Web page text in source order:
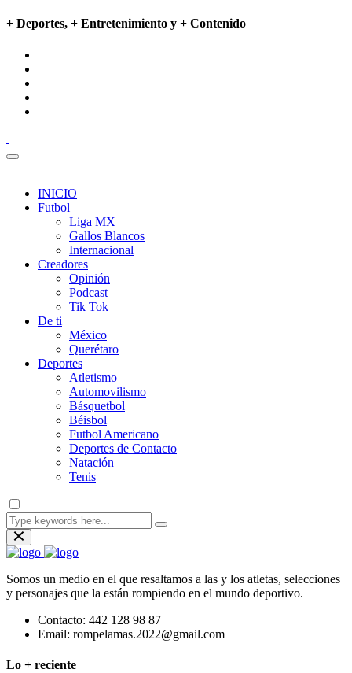
+ Deportes, + Entretenimiento y + Contenido
INICIO
Futbol
Liga MX
Gallos Blancos
Internacional
Creadores
Opinión
Podcast
Tik Tok
De ti
México
Querétaro
Deportes
Atletismo
Automovilismo
Básquetbol
Béisbol
Futbol Americano
Deportes de Contacto
Natación
Tenis
Somos un medio en el que resaltamos a las y los atletas, selecciones
y personajes que la están rompiendo en el mundo deportivo.
Contacto: 442 128 98 87
Email: rompelamas.2022@gmail.com
Lo + reciente